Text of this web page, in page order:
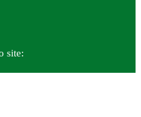
site: